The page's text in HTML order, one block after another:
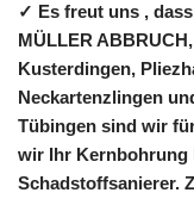
✓ Es freut uns ,
MÜLLER
Kusterdingen,
Neckartenzlingen
Tübingen sind wir
wir Ihr Kernbohrung
Schadstoffsanierer.